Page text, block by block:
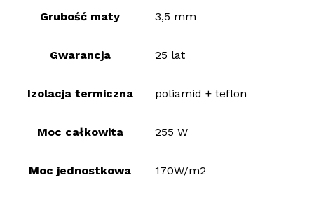
Grubość maty 3,5 mm
Gwarancja 25 lat
Izolacja termiczna poliamid + teflon
Moc całkowita 255 W
Moc jednostkowa 170W/m2